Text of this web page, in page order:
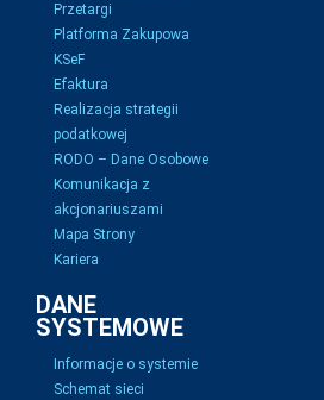
Przetargi
Platforma Zakupowa
KSeF
Efaktura
Realizacja strategii
podatkowej
RODO – Dane Osobowe
Komunikacja z
akcjonariuszami
Mapa Strony
Kariera
DANE
SYSTEMOWE
Informacje o systemie
Schemat sieci